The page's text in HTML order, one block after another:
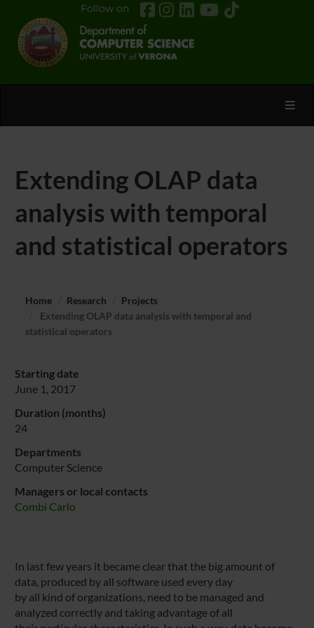
Follow on
Extending OLAP data
analysis with temporal
and statistical operators
Home Research
Projects
Extending OLAP data analysis with temporal and
statistical operators
Starting date
June 1, 2017
Duration (months)
24
Departments
Computer Science
Managers or local contacts
Combi Carlo
In last few years it became clear that the big amount of
data, produced by all software used every day
by all kind of organizations, need to be managed and
analyzed correctly and taking advantage of all